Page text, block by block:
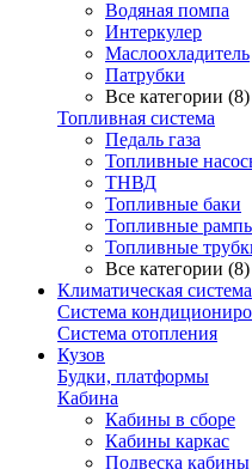
Водяная помпа
Интеркулер
Маслоохладитель
Патрубки
Все категории (8)
Топливная система
Педаль газа
Топливные
ТНВД
Топливные баки
Топливные
Топливные
Все категории (8)
Климатическая система
Система
Система отопления
Кузов
Будки, платформы
Кабина
Кабины в сборе
Кабины каркас
Подвеска кабины